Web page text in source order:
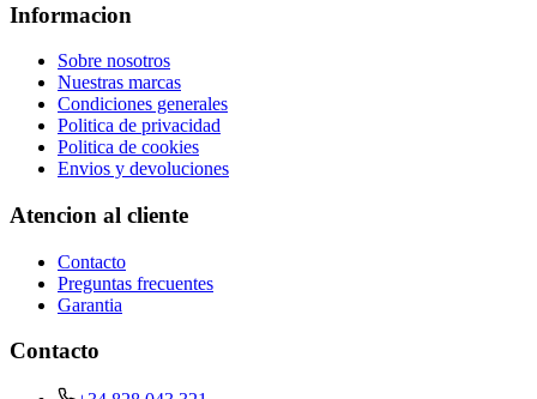
Informacion
Sobre nosotros
Nuestras marcas
Condiciones generales
Politica de privacidad
Politica de cookies
Envios y devoluciones
Atencion al cliente
Contacto
Preguntas frecuentes
Garantia
Contacto